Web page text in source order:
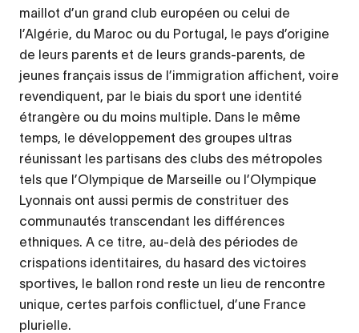
maillot d’un grand club européen ou celui de
l’Algérie, du Maroc ou du Portugal, le pays d’origine
de leurs parents et de leurs grands-parents, de
jeunes français issus de l’immigration affichent, voire
revendiquent, par le biais du sport une identité
étrangère ou du moins multiple. Dans le même
temps, le développement des groupes ultras
réunissant les partisans des clubs des métropoles
tels que l’Olympique de Marseille ou l’Olympique
Lyonnais ont aussi permis de constrituer des
communautés transcendant les différences
ethniques. A ce titre, au-delà des périodes de
crispations identitaires, du hasard des victoires
sportives, le ballon rond reste un lieu de rencontre
unique, certes parfois conflictuel, d’une France
plurielle.